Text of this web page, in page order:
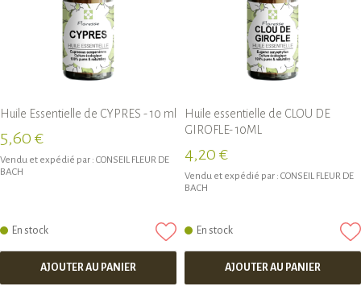
Huile Essentielle de CYPRES - 10 ml
5,60 €
Vendu et expédié par : CONSEIL FLEUR DE
BACH
En stock
AJOUTER AU PANIER
Huile essentielle de CLOU DE
GIROFLE- 10ML
4,20 €
Vendu et expédié par : CONSEIL FLEUR DE
BACH
En stock
AJOUTER AU PANIER